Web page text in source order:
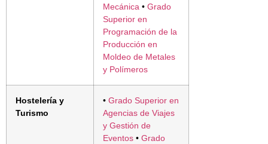
Mecánica • Grado
Superior en
Programación de la
Producción en
Moldeo de Metales
y Polímeros
Hostelería y
Turismo
• Grado Superior en
Agencias de Viajes
y Gestión de
Eventos • Grado